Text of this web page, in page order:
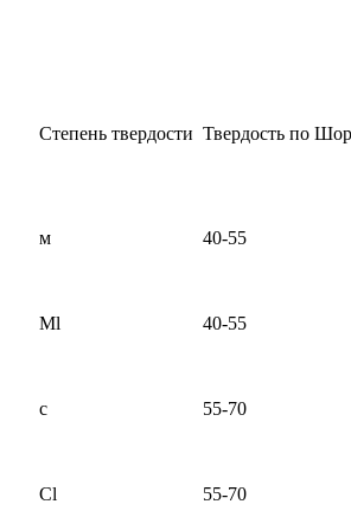
Степень твердости Твердость по
м 40-55
Ml 40-55
с 55-70
Cl 55-70